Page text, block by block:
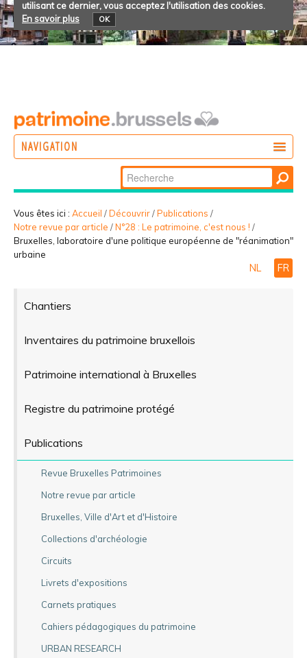
utilisant ce dernier, vous acceptez l'utilisation des cookies.
En savoir plus
OK
NAVIGATION
PARTICIPER
Chercher par
Recherche
avancée…
Vous êtes ici : Accueil /Découvrir/Publications /
Notre revue par article /N°28 : Le patrimoine, c'est nous ! /
Bruxelles, laboratoire d'une politique européenne de "réanimation"
urbaine
NL FR
Chantiers
Inventaires du patrimoine bruxellois
Patrimoine international à Bruxelles
Registre du patrimoine protégé
Publications
Revue Bruxelles Patrimoines
Notre revue par article
Bruxelles, Ville d'Art et d'Histoire
Collections d'archéologie
Circuits
Livrets d'expositions
Carnets pratiques
Cahiers pédagogiques du patrimoine
URBAN RESEARCH